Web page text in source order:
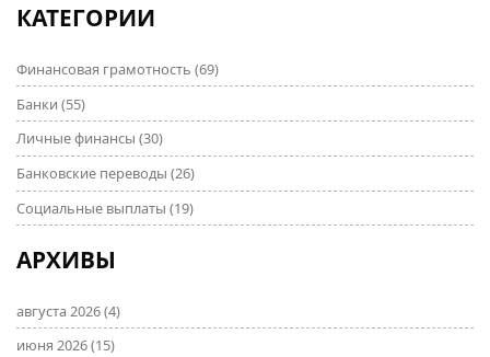
КАТЕГОРИИ
Финансовая грамотность (69)
Банки (55)
Личные финансы (30)
Банковские переводы (26)
Социальные выплаты (19)
АРХИВЫ
августа 2026(4)
июня 2026(15)